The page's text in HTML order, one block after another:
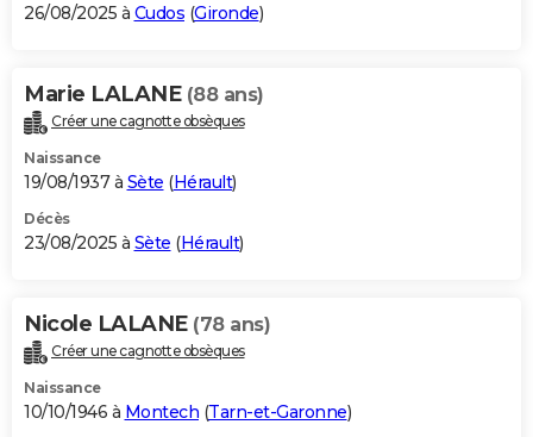
S'inscrire
Se connecter
Lycées
Collèges
Primaires
Universités
Entreprises
Service militaire
Avis de recherche
AVIS DE DÉCÈS
Bricolage
Lifestyle
Culture
Sport
Auto
Television
Voyage
Cinema
26/08/2025 à Cudos (Gironde)
Marie LALANE (88 ans)
Créer une cagnotte obsèques
Naissance
19/08/1937 à Sète (Hérault)
Décès
23/08/2025 à Sète (Hérault)
Nicole LALANE (78 ans)
Créer une cagnotte obsèques
Naissance
10/10/1946 à Montech (Tarn-et-Garonne)